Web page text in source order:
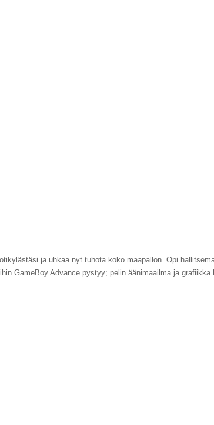
ja uhkaa nyt tuhota koko maapallon. Opi
GameBoy Advance pystyy; pelin äänimaailma ja